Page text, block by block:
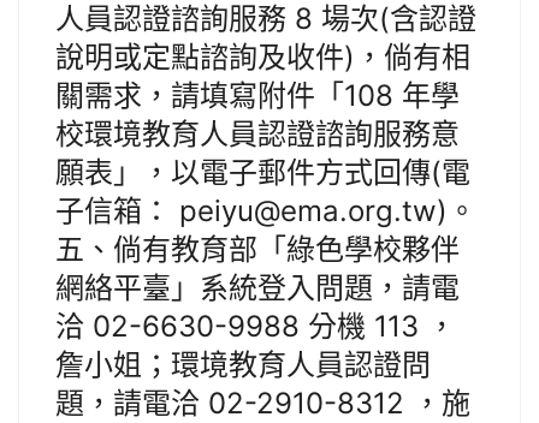
人員認證諮詢服務 8 場次(含認證
說明或定點諮詢及收件)，倘有相
關需求，請填寫附件「108 年學
校環境教育人員認證諮詢服務意
願表」，以電子郵件方式回傳(電
子信箱： peiyu@ema.org.tw)。
五、倘有教育部「綠色學校夥伴
網絡平臺」系統登入問題，請電
洽 02-6630-9988 分機 113 ，
詹小姐；環境教育人員認證問
題，請電洽 02-2910-8312 ，施